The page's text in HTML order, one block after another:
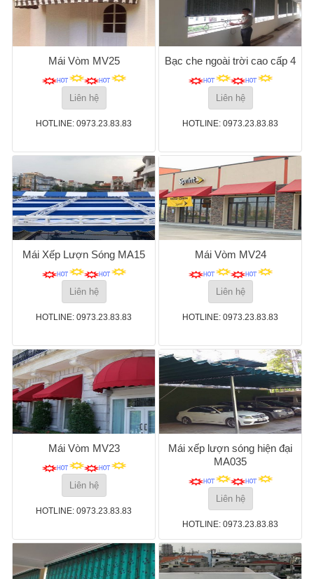
Mái Vòm MV25
Liên hệ
HOTLINE: 0973.23.83.83
Bạc che ngoài trời cao cấp 4
Liên hệ
HOTLINE: 0973.23.83.83
Mái Xếp Lượn Sóng MA15
Liên hệ
HOTLINE: 0973.23.83.83
Mái Vòm MV24
Liên hệ
HOTLINE: 0973.23.83.83
Mái Vòm MV23
Liên hệ
HOTLINE: 0973.23.83.83
Mái xếp lượn sóng hiện đại
MA035
Liên hệ
HOTLINE: 0973.23.83.83